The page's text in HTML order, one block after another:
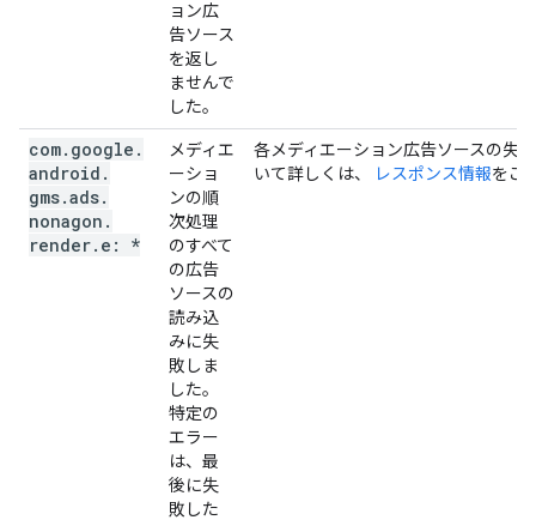
ョン広
告ソース
を返し
ませんで
した。
com. google .
android .
gms.ads.
nonagon .
render. e: *
メディエ
ーショ
ンの順
次処理
のすべて
の広告
ソースの
読み込
みに失
敗しま
した。
特定の
エラー
は、最
後に失
敗した
各メディエーション広告ソースの失
いて詳しくは、
レスポンス情報をご